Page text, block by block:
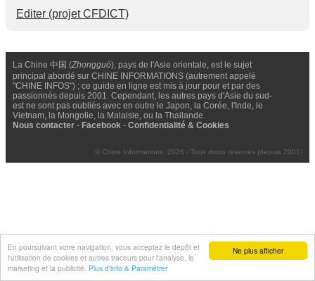
Ne plus afficher
En poursuivant votre navigation, vous acceptez le dépôt et
l'utilisation de cookies et autres traceurs pour l'analyse, le
marketing et la publicité. Plus d'info & Paramétrer
Editer (projet CFDICT)
La Chine 中国 (Zhongguó), pays de l'Asie orientale, est le sujet
principal abordé sur CHINE INFORMATIONS (autrement appelé
"CHINE INFOS") ; ce guide en ligne est mis à jour pour et par des
passionnés depuis 2001. Cependant, les autres pays d'Asie du sud-
est ne sont pas oubliés avec en outre le Japon, la Corée, l'Inde, le
Vietnam, la Mongolie, la Malaisie, ou la Thailande.
Nous contacter - Facebook - Confidentialité & Cookies
© Chine Informations, 2026 - Tous droits réservés (depuis 2001)